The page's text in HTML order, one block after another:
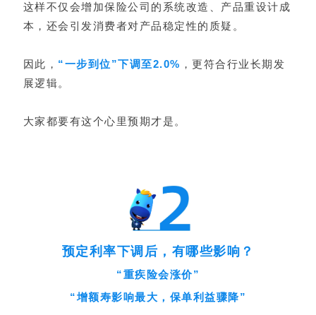
这样不仅会增加保险公司的系统改造、产品重设计成
本，还会引发消费者对产品稳定性的质疑。
因此， “一步到位”下调至2.0% ，更符合行业长期发
展逻辑。
大家都要有这个心里预期才是。
预定利率下调后，有哪些影响？
“重疾险会涨价”
“增额寿影响最大，保单利益骤降”